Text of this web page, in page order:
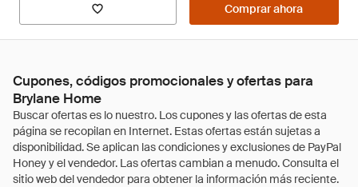
Comprar ahora
Cupones, códigos promocionales y ofertas para
Brylane Home